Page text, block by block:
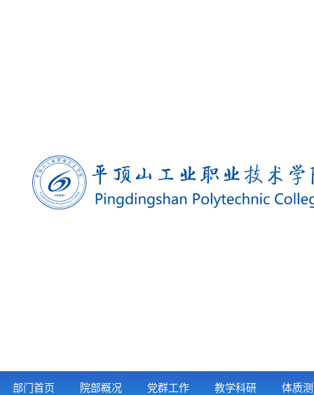
部门首页 院部概况 党群工作 教学科研 体质